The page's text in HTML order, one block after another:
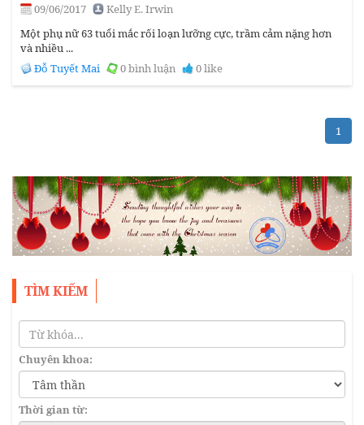
09/06/2017
Kelly E. Irwin
Một phụ nữ 63 tuổi mắc rối loạn lưỡng cực, trầm cảm nặng hơn
và nhiều ...
Đỗ Tuyết Mai
0 bình luận 0 like
1
TÌM KIẾM
Chuyên khoa:
Thời gian từ: